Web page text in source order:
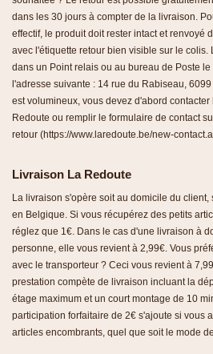
dans les 30 jours à compter de la livraison.
effectif, le produit doit rester intact et renvoyé
avec l'étiquette retour bien visible sur le colis.
dans un Point relais ou au bureau de Poste
l'adresse suivante : 14 rue du Rabiseau,
est volumineux, vous devez d'abord
Redoute ou remplir le formulaire de contact
retour (https://www.laredoute.be/new-
Livraison La Redoute
La livraison s'opère soit au domicile du
en Belgique. Si vous récupérez des petits
réglez que 1€. Dans le cas d'une livraison à
personne, elle vous revient à 2,99€. Vous
avec le transporteur ? Ceci vous revient à
prestation compète de livraison incluant la
étage maximum et un court montage de 10
participation forfaitaire de 2€ s'ajoute si vous
articles encombrants, quel que soit le mode